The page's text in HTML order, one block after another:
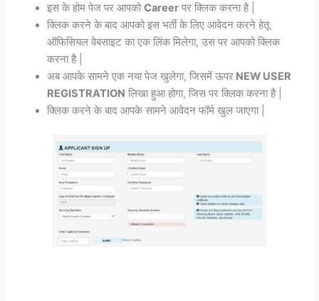
इस के होम पेज पर आपकोCareer पर क्लिक करना है |
क्लिक करने के बाद आपको इस भर्ती के लिए आवेदन करने हेतू
ऑफिसियल वेबसाइट का एक लिंक मिलेगा, उस पर आपको क्लिक
करना है |
अब आपके सामने एक नया पेज खुलेगा, जिसमें ऊपर NEW USER
REGISTRATION लिखा हुआ होगा, जिस पर क्लिक करना है |
क्लिक करने के बाद आपके सामने आवेदन फॉर्म खुल जाएगा |